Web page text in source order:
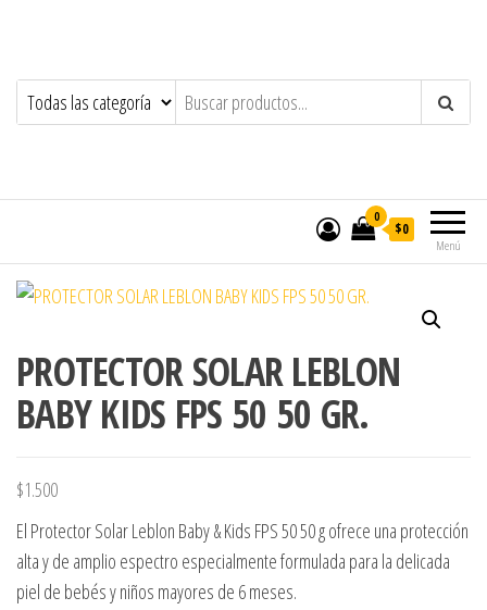
Menú
0
$0
PROTECTOR SOLAR LEBLON
BABY KIDS FPS 50 50 GR.
$1.500
El Protector Solar Leblon Baby & Kids FPS 50 50 g ofrece una protección
alta y de amplio espectro especialmente formulada para la delicada
piel de bebés y niños mayores de 6 meses.